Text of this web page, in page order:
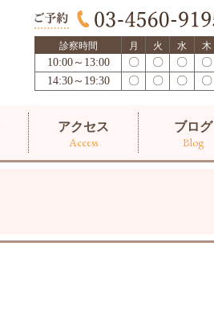
診察時間 月 火 水 木
10:00～13:00 〇 〇 〇 〇
14:30～19:30
〇 〇 〇 〇
アクセス
Access
ブログ
Blog